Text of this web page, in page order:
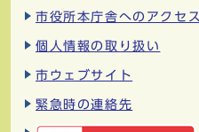
市役所本庁舎へのアクセス
個人情報の取り扱い
市ウェブサイト
緊急時の連絡先